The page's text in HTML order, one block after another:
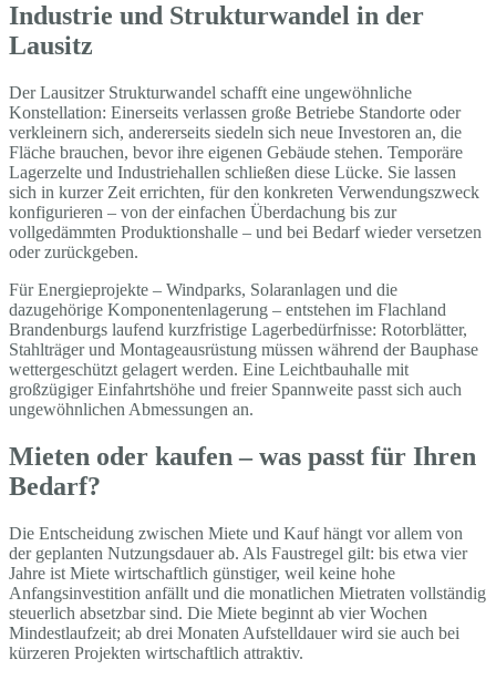
Industrie und Strukturwandel in der
Lausitz
Der Lausitzer Strukturwandel schafft eine ungewöhnliche
Konstellation: Einerseits verlassen große Betriebe Standorte oder
verkleinern sich, andererseits siedeln sich neue Investoren an, die
Fläche brauchen, bevor ihre eigenen Gebäude stehen. Temporäre
Lagerzelte und Industriehallen schließen diese Lücke. Sie lassen
sich in kurzer Zeit errichten, für den konkreten Verwendungszweck
konfigurieren – von der einfachen Überdachung bis zur
vollgedämmten Produktionshalle – und bei Bedarf wieder versetzen
oder zurückgeben.
Für Energieprojekte – Windparks, Solaranlagen und die
dazugehörige Komponentenlagerung – entstehen im Flachland
Brandenburgs laufend kurzfristige Lagerbedürfnisse: Rotorblätter,
Stahlträger und Montageausrüstung müssen während der Bauphase
wettergeschützt gelagert werden. Eine Leichtbauhalle mit
großzügiger Einfahrtshöhe und freier Spannweite passt sich auch
ungewöhnlichen Abmessungen an.
Mieten oder kaufen – was passt für Ihren
Bedarf?
Die Entscheidung zwischen Miete und Kauf hängt vor allem von
der geplanten Nutzungsdauer ab. Als Faustregel gilt: bis etwa vier
Jahre ist Miete wirtschaftlich günstiger, weil keine hohe
Anfangsinvestition anfällt und die monatlichen Mietraten vollständig
steuerlich absetzbar sind. Die Miete beginnt ab vier Wochen
Mindestlaufzeit; ab drei Monaten Aufstelldauer wird sie auch bei
kürzeren Projekten wirtschaftlich attraktiv.